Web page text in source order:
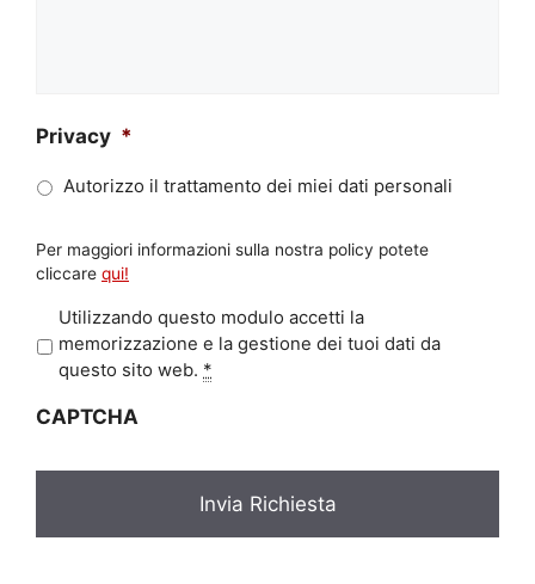
Privacy *
Autorizzo il trattamento dei miei dati personali
Per maggiori informazioni sulla nostra policy potete
cliccare qui!
r
a
y
Utilizzando questo modulo accetti la
memorizzazione e la gestione dei tuoi dati da
questo sito web. *
CAPTCHA